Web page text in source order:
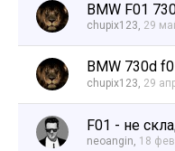
BMW F01
chupix123, 29
BMW 730d
chupix123, 29
F01 - не
neoangin, 18